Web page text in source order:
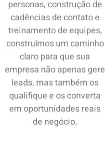
personas, construção de
cadências de contato e
treinamento de equipes,
construímos um caminho
claro para que sua
empresa não apenas gere
leads, mas também os
qualifique e os converta
em oportunidades reais
de negócio.